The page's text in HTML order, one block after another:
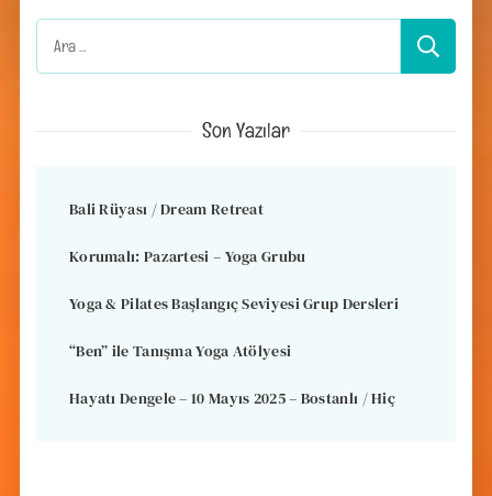
Arama:
Son Yazılar
Bali Rüyası / Dream Retreat
Korumalı: Pazartesi – Yoga Grubu
Yoga & Pilates Başlangıç Seviyesi Grup Dersleri
“Ben” ile Tanışma Yoga Atölyesi
Hayatı Dengele – 10 Mayıs 2025 – Bostanlı / Hiç